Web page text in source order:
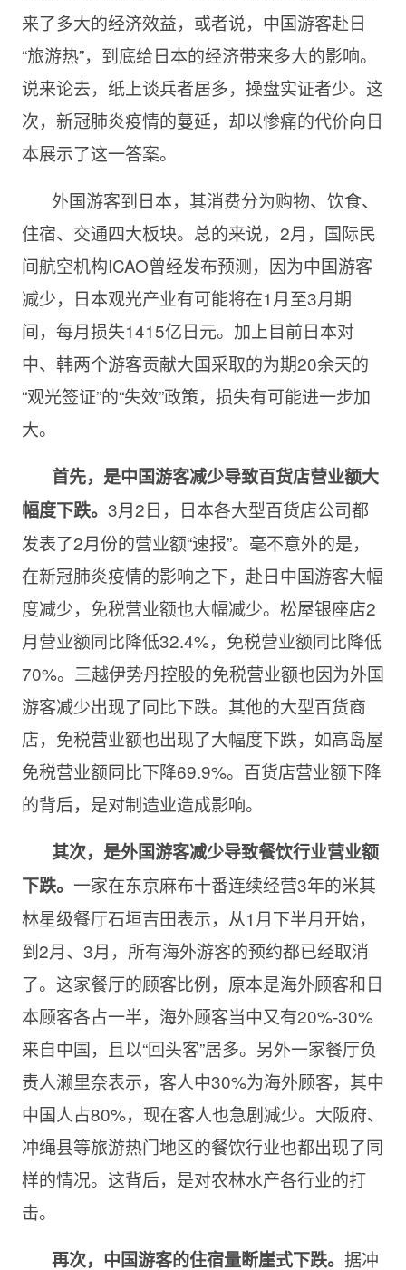
来了多大的经济效益，或者说，中国游客赴日
“旅游热”，到底给日本的经济带来多大的影响。
说来论去，纸上谈兵者居多，操盘实证者少。这
次，新冠肺炎疫情的蔓延，却以惨痛的代价向日
本展示了这一答案。
外国游客到日本，其消费分为购物、饮食、
住宿、交通四大板块。总的来说，2月，国际民
间航空机构ICAO曾经发布预测，因为中国游客
减少，日本观光产业有可能将在1月至3月期
间，每月损失1415亿日元。加上目前日本对
中、韩两个游客贡献大国采取的为期20余天的
“观光签证”的“失效”政策，损失有可能进一步加
大。
首先，是中国游客减少导致百货店营业额大
幅度下跌。 3月2日，日本各大型百货店公司都
发表了2月份的营业额“速报”。毫不意外的是，
在新冠肺炎疫情的影响之下，赴日中国游客大幅
度减少，免税营业额也大幅减少。松屋银座店2
月营业额同比降低32.4%，免税营业额同比降低
70%。三越伊势丹控股的免税营业额也因为外国
游客减少出现了同比下跌。其他的大型百货商
店，免税营业额也出现了大幅度下跌，如高岛屋
免税营业额同比下降69.9%。百货店营业额下降
的背后，是对制造业造成影响。
其次，是外国游客减少导致餐饮行业营业额
下跌。 一家在东京麻布十番连续经营3年的米其
林星级餐厅石垣吉田表示，从1月下半月开始，
到2月、3月，所有海外游客的预约都已经取消
了。这家餐厅的顾客比例，原本是海外顾客和日
本顾客各占一半，海外顾客当中又有20%-30%
来自中国，且以“回头客”居多。另外一家餐厅负
责人濑里奈表示，客人中30%为海外顾客，其中
中国人占80%，现在客人也急剧减少。大阪府、
冲绳县等旅游热门地区的餐饮行业也都出现了同
样的情况。这背后，是对农林水产各行业的打
击。
再次，中国游客的住宿量断崖式下跌。 据冲